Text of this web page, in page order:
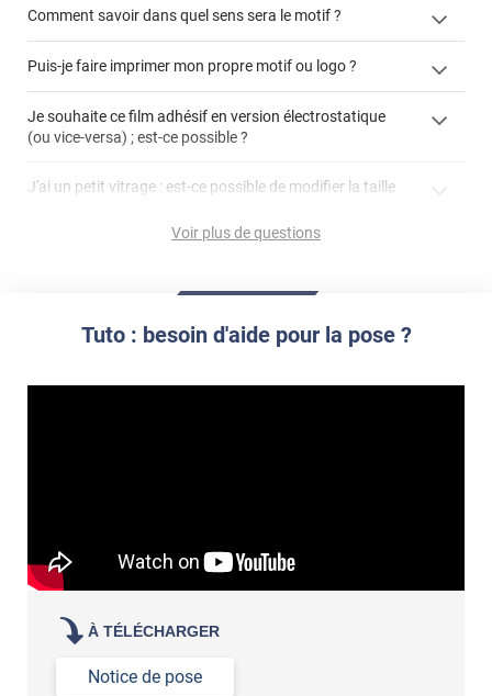
cet article
cet
article
enlever et stocker
Comment savoir dans quel sens sera le motif ?
Puis-je faire imprimer mon propre motif ou logo ?
personnaliser
Je souhaite ce film adhésif en version électrostatique
(ou vice-versa) ; est-ce possible ?
J'ai un petit vitrage : est-ce possible de modifier la taille
impression personnalisée
Voir plus de questions
Tuto : besoin d'aide pour la pose ?
À TÉLÉCHARGER
Notice de pose